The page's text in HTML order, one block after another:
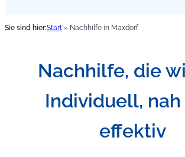
Sie sind hier:Start » Nachhilfe in Maxdorf
Nachhilfe, die
Individuell, nah
effektiv